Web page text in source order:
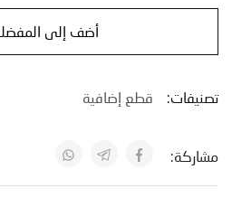
أضف إلى المفضلة
قطع إضافية